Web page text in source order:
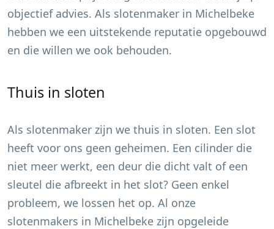
objectief advies. Als slotenmaker in Michelbeke
hebben we een uitstekende reputatie opgebouwd
en die willen we ook behouden.
Thuis in sloten
Als slotenmaker zijn we thuis in sloten. Een slot
heeft voor ons geen geheimen. Een cilinder die
niet meer werkt, een deur die dicht valt of een
sleutel die afbreekt in het slot? Geen enkel
probleem, we lossen het op. Al onze
slotenmakers in Michelbeke zijn opgeleide